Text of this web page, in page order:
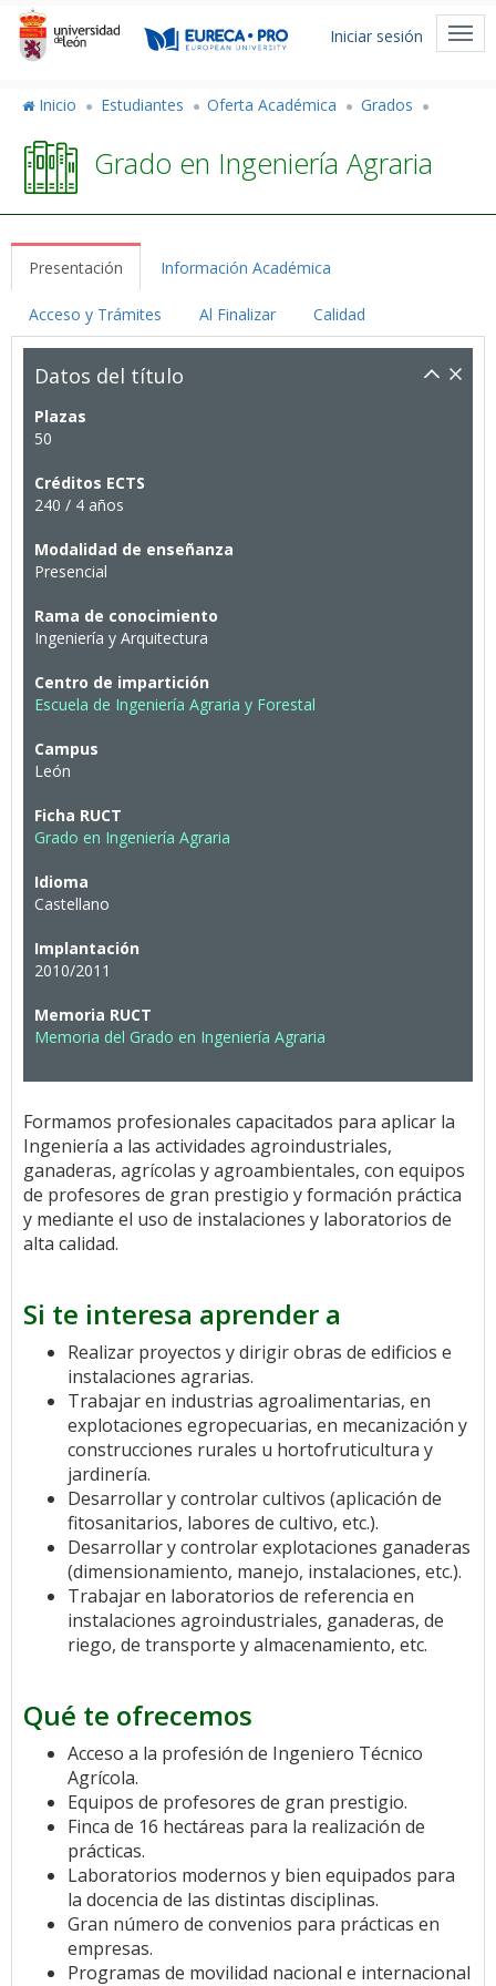
Pasar
contenido
Menú
cuenta
usuario
Iniciar sesión
Inicio Estudiantes Oferta Académica Grados
Grado en Ingeniería Agraria
Presentación Información Académica
Acceso y Trámites Al Finalizar Calidad
Datos del título
Plazas
50
Créditos ECTS
240 / 4 años
Modalidad de enseñanza
Presencial
Rama de conocimiento
Ingeniería y Arquitectura
Centro de impartición
Escuela de Ingeniería Agraria y Forestal
Campus
León
Ficha RUCT
Grado en Ingeniería Agraria
Idioma
Castellano
Implantación
2010/2011
Memoria RUCT
Memoria del Grado en Ingeniería Agraria
Formamos profesionales capacitados para aplicar la
Ingeniería a las actividades agroindustriales,
ganaderas, agrícolas y agroambientales, con equipos
de profesores de gran prestigio y formación práctica
y mediante el uso de instalaciones y laboratorios de
alta calidad.
Si te interesa aprender a
Realizar proyectos y dirigir obras de edificios e
instalaciones agrarias.
Trabajar en industrias agroalimentarias, en
explotaciones egropecuarias, en mecanización y
construcciones rurales u hortofruticultura y
jardinería.
Desarrollar y controlar cultivos (aplicación de
fitosanitarios, labores de cultivo, etc.).
Desarrollar y controlar explotaciones ganaderas
(dimensionamiento, manejo, instalaciones, etc.).
Trabajar en laboratorios de referencia en
instalaciones agroindustriales, ganaderas, de
riego, de transporte y almacenamiento, etc.
Qué te ofrecemos
Acceso a la profesión de Ingeniero Técnico
Agrícola.
Equipos de profesores de gran prestigio.
Finca de 16 hectáreas para la realización de
prácticas.
Laboratorios modernos y bien equipados para
la docencia de las distintas disciplinas.
Gran número de convenios para prácticas en
empresas.
Programas de movilidad nacional e internacional